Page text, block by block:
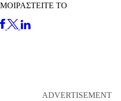
ΜΟΙΡΑΣΤΕΙΤΕ ΤΟ